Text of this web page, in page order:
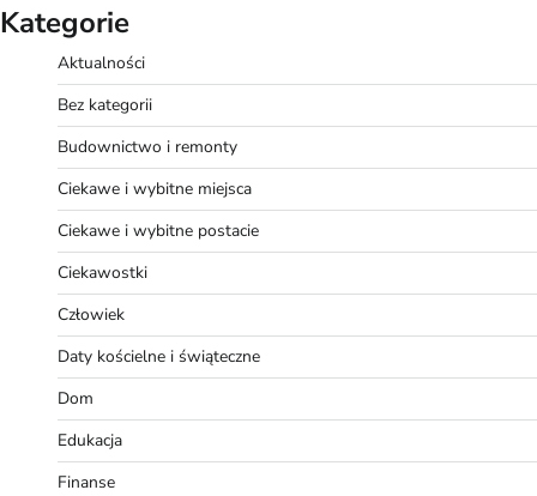
Kategorie
Aktualności
Bez kategorii
Budownictwo i remonty
Ciekawe i wybitne miejsca
Ciekawe i wybitne postacie
Ciekawostki
Człowiek
Daty kościelne i świąteczne
Dom
Edukacja
Finanse